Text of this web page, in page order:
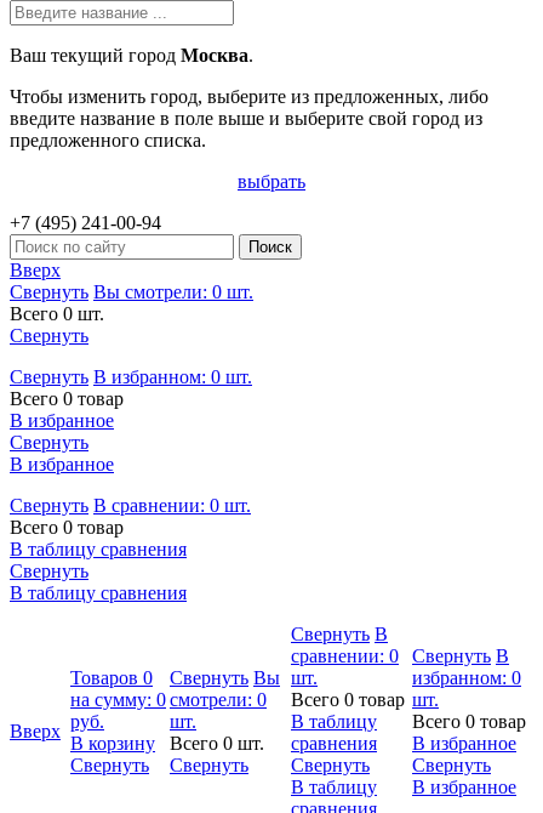
Ваш текущий город Москва.
Чтобы изменить город, выберите из предложенных, либо
введите название в поле выше и выберите свой город из
предложенного списка.
выбрать
+7 (495) 241-00-94
Поиск
Вверх
Свернуть Вы смотрели: 0 шт.
Всего 0 шт.
Свернуть
Свернуть В избранном: 0 шт.
Всего 0 товар
В избранное
Свернуть
В избранное
Свернуть В сравнении: 0 шт.
Всего 0 товар
В таблицу сравнения
Свернуть
В таблицу сравнения
Вверх
Товаров 0
на сумму: 0
руб.
В корзину
Свернуть
Свернуть Вы
смотрели: 0
шт.
Всего 0 шт.
Свернуть
Свернуть В
сравнении: 0
шт.
Всего 0 товар
В таблицу
сравнения
Свернуть
В таблицу
сравнения
Свернуть В
избранном: 0
шт.
Всего 0 товар
В избранное
Свернуть
В избранное